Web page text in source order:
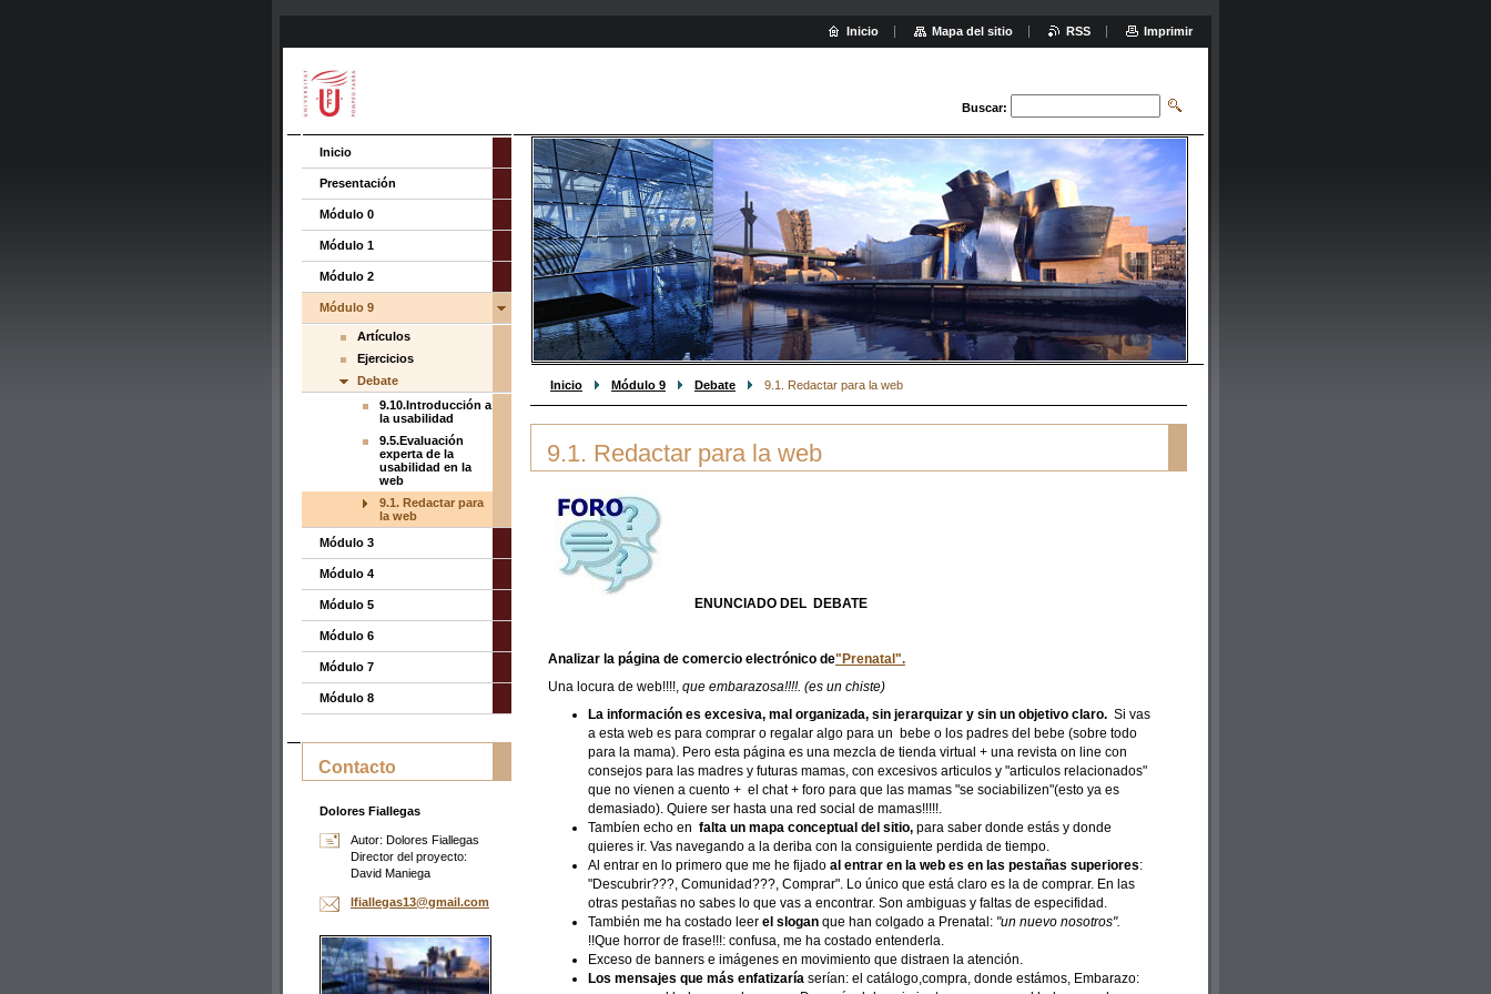
Buscar:
Inicio Módulo 9 Debate 9.1. Redactar para la web
9.1. Redactar para la web
ENUNCIADO DEL DEBATE
Analizar la página de comercio electrónico de"Prenatal".
Una locura de web!!!!, que embarazosa!!!!. (es un chiste)
La información es excesiva, mal organizada, sin jerarquizar y sin un objetivo claro. Si vas
a esta web es para comprar o regalar algo para un bebe o los padres del bebe (sobre todo
para la mama). Pero esta página es una mezcla de tienda virtual + una revista on line con
consejos para las madres y futuras mamas, con excesivos articulos y "articulos relacionados"
que no vienen a cuento + el chat + foro para que las mamas "se sociabilizen"(esto ya es
demasiado). Quiere ser hasta una red social de mamas!!!!!.
Tambíen echo en falta un mapa conceptual del sitio, para saber donde estás y donde
quieres ir. Vas navegando a la deriba con la consiguiente perdida de tiempo.
Al entrar en lo primero que me he fijado al entrar en la web es en las pestañas superiores:
"Descubrir???, Comunidad???, Comprar". Lo único que está claro es la de comprar. En las
otras pestañas no sabes lo que vas a encontrar. Son ambiguas y faltas de especifidad.
También me ha costado leer el slogan que han colgado a Prenatal: "un nuevo nosotros".
!!Que horror de frase!!!: confusa, me ha costado entenderla.
Exceso de banners e imágenes en movimiento que distraen la atención.
Los mensajes que más enfatizaría serían: el catálogo,compra, donde estámos, Embarazo:
Inicio
Presentación
Módulo 0
Módulo 1
Módulo 2
Módulo 9
Artículos
Ejercicios
Debate
9.10.Introducción a
la usabilidad
9.5.Evaluación
experta de la
usabilidad en la
web
9.1. Redactar para
la web
Módulo 3
Módulo 4
Módulo 5
Módulo 6
Módulo 7
Módulo 8
Contacto
Dolores Fiallegas
Autor: Dolores Fiallegas
Director del proyecto:
David Maniega
lfiallegas13@gmail.com
Inicio Mapa del sitio RSS Imprimir